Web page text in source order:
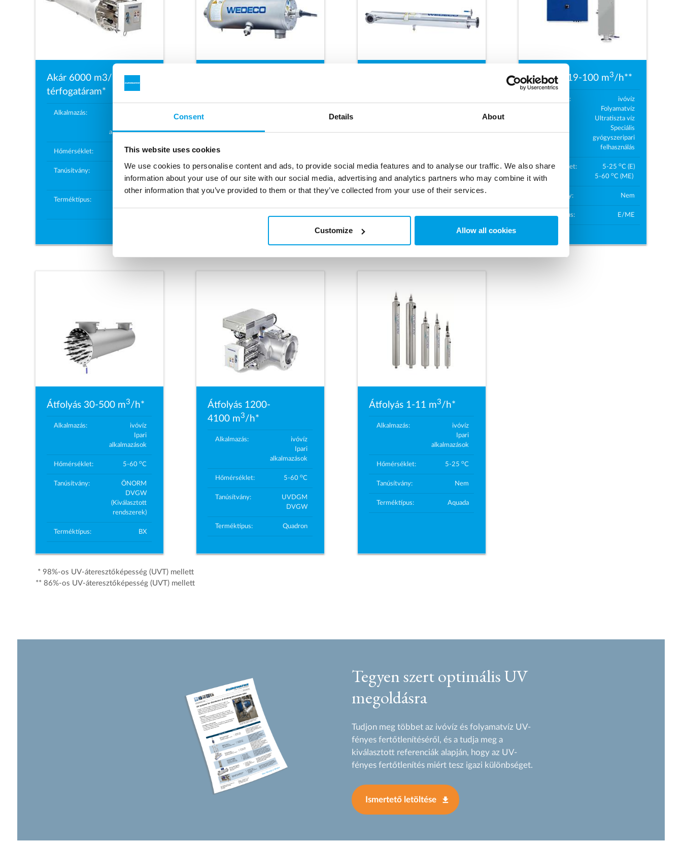
Consent Details About
This website uses cookies
We use cookies to personalise content and ads, to provide social media features and to analyse our traffic. We also share
information about your use of our site with our social media, advertising and analytics partners who may combine it with
other information that you’ve provided to them or that they’ve collected from your use of their services.
Customize Allow all cookies
Akár 6000 m3/h
térfogatáram*
Alkalmazás:
alkalmazások
Hőmérséklet: akár 30o C
Tanúsítvány:
ÖNORM
DVGW
Terméktípus:
nagy
Hőmérséklet: 5-60 C
DVGW
alkalmazások
Tanúsítvány:
ÖNORM
DVGW
ipari
Átfolyás 19-100 m3/h**
Alkalmazás:
ivóvíz
Folyamatvíz
Ultratiszta víz
Speciális
gyógyszeripari
felhasználás
Hőmérséklet: 5-25 oC (E)
5-60 oC (ME)
Tanúsítvány: Nem
Terméktípus: E/ME
Átfolyás 30-500 m3/h*
Alkalmazás:
ivóvíz
Ipari
alkalmazások
Hőmérséklet: 5-60 oC
Tanúsítvány:
ÖNORM
DVGW
(Kiválasztott
rendszerek)
Terméktípus: BX
Átfolyás 1200-
4100 m3/h*
Alkalmazás:
ivóvíz
Ipari
alkalmazások
Hőmérséklet: 5-60oC
Tanúsítvány:
UVDGM
DVGW
Terméktípus: Quadron
Átfolyás 1-11 m3/h*
Alkalmazás:
ivóvíz
Ipari
alkalmazások
Hőmérséklet: 5-25oC
Tanúsítvány: Nem
Terméktípus: Aquada
* 98%-os UV-áteresztőképesség (UVT) mellett
** 86%-os UV-áteresztőképesség (UVT) mellett
Tegyen szert optimális UV
megoldásra
Tudjon meg többet az ivóvíz és folyamatvíz UV-
fényes fertőtlenítéséről, és a tudja meg a
kiválasztott referenciák alapján, hogy az UV-
fényes fertőtlenítés miért tesz igazi különbséget.
Ismertető letöltése